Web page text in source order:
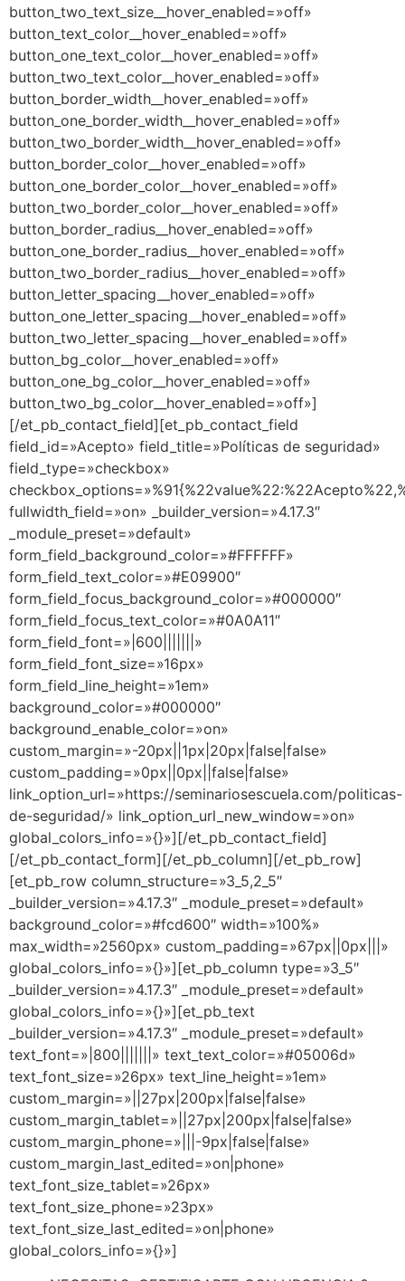
button_two_text_size__hover_enabled=»off»
button_text_color__hover_enabled=»off»
button_one_text_color__hover_enabled=»off»
button_two_text_color__hover_enabled=»off»
button_border_width__hover_enabled=»off»
button_one_border_width__hover_enabled=»off»
button_two_border_width__hover_enabled=»off»
button_border_color__hover_enabled=»off»
button_one_border_color__hover_enabled=»off»
button_two_border_color__hover_enabled=»off»
button_border_radius__hover_enabled=»off»
button_one_border_radius__hover_enabled=»off»
button_two_border_radius__hover_enabled=»off»
button_letter_spacing__hover_enabled=»off»
button_one_letter_spacing__hover_enabled=»off»
button_two_letter_spacing__hover_enabled=»off»
button_bg_color__hover_enabled=»off»
button_one_bg_color__hover_enabled=»off»
button_two_bg_color__hover_enabled=»off»]
[/et_pb_contact_field][et_pb_contact_field
field_id=»Acepto» field_title=»Políticas de seguridad»
field_type=»checkbox»
fullwidth_field=»on» _builder_version=»4.17.3″
_module_preset=»default»
form_field_background_color=»#FFFFFF»
form_field_text_color=»#E09900″
form_field_focus_background_color=»#000000″
form_field_focus_text_color=»#0A0A11″
form_field_font=»|600|||||||»
form_field_font_size=»16px»
form_field_line_height=»1em»
background_color=»#000000″
background_enable_color=»on»
custom_margin=»-20px||1px|20px|false|false»
custom_padding=»0px||0px||false|false»
link_option_url=»https://seminariosescuela.com/politicas-
de-seguridad/» link_option_url_new_window=»on»
global_colors_info=»{}»][/et_pb_contact_field]
[/et_pb_contact_form][/et_pb_column][/et_pb_row]
[et_pb_row column_structure=»3_5,2_5″
_builder_version=»4.17.3″ _module_preset=»default»
background_color=»#fcd600″ width=»100%»
max_width=»2560px» custom_padding=»67px||0px|||»
global_colors_info=»{}»][et_pb_column type=»3_5″
_builder_version=»4.17.3″ _module_preset=»default»
global_colors_info=»{}»][et_pb_text
_builder_version=»4.17.3″ _module_preset=»default»
text_font=»|800|||||||» text_text_color=»#05006d»
text_font_size=»26px» text_line_height=»1em»
custom_margin=»||27px|200px|false|false»
custom_margin_tablet=»||27px|200px|false|false»
custom_margin_phone=»|||-9px|false|false»
custom_margin_last_edited=»on|phone»
text_font_size_tablet=»26px»
text_font_size_phone=»23px»
text_font_size_last_edited=»on|phone»
global_colors_info=»{}»]